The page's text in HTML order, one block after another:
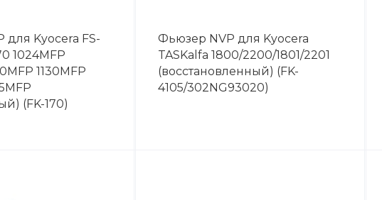
для Kyocera FS-
1024MFP
1130MFP
(FK-170)
Фьюзер NVP для Kyocera
TASKalfa 1800/2200/1801/2201
(восстановленный) (FK-
4105/302NG93020)